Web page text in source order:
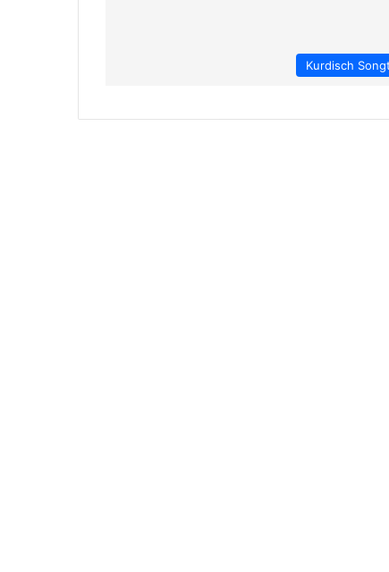
Kurdisch